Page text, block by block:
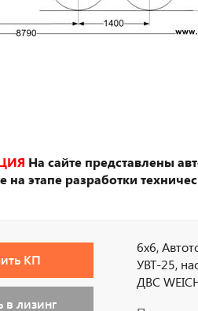
На сайте представлены
на этапе разработки
КП
в лизинг
6х6,
УВТ-25,
ДВС